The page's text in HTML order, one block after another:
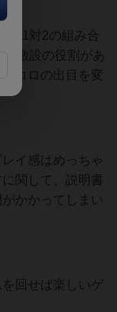
て1対2の組み合
の敷設の役割があ
コロの出目を変
イ感はめっちゃ
関して、説明書
かかってしまい
を回せば楽しいゲ